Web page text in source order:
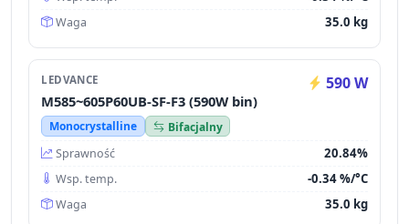
Waga 35.0 kg
LEDVANCE 590 W
M585~605P60UB-SF-F3 (590W bin)
Monocrystalline
Bifacjalny
Sprawność
20.84%
Wsp. temp. -0.34 %/°C
Waga 35.0 kg